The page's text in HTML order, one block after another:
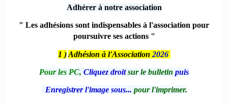
Adhérer à notre association
" Les adhésions sont indispensables à l'association pour
poursuivre ses actions "
1 ) Adhésion à l'Association 2026
Pour les PC, Cliquez droitsur le bulletin puis
Enregistrer l'image sous... pour l'imprimer.